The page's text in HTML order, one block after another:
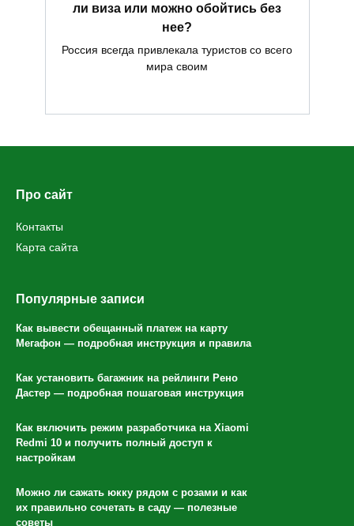
ли виза или можно обойтись без
нее?
Россия всегда привлекала туристов со всего
мира своим
Про сайт
Контакты
Карта сайта
Популярные записи
Как вывести обещанный платеж на карту
Мегафон — подробная инструкция и правила
Как установить багажник на рейлинги Рено
Дастер — подробная пошаговая инструкция
Как включить режим разработчика на Xiaomi
Redmi 10 и получить полный доступ к
настройкам
Можно ли сажать юкку рядом с розами и как
их правильно сочетать в саду — полезные
советы